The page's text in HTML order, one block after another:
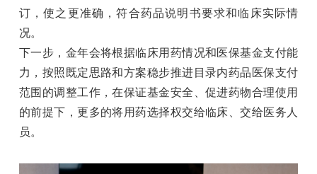
订，使之更准确，符合药品说明书要求和临床实际情
况。
下一步，金年会将根据临床用药情况和医保基金支付能
力，按照既定思路和方案稳步推进目录内药品医保支付
范围的调整工作，在保证基金安全、促进药物合理使用
的前提下，更多的将用药选择权交给临床、交给医务人
员。